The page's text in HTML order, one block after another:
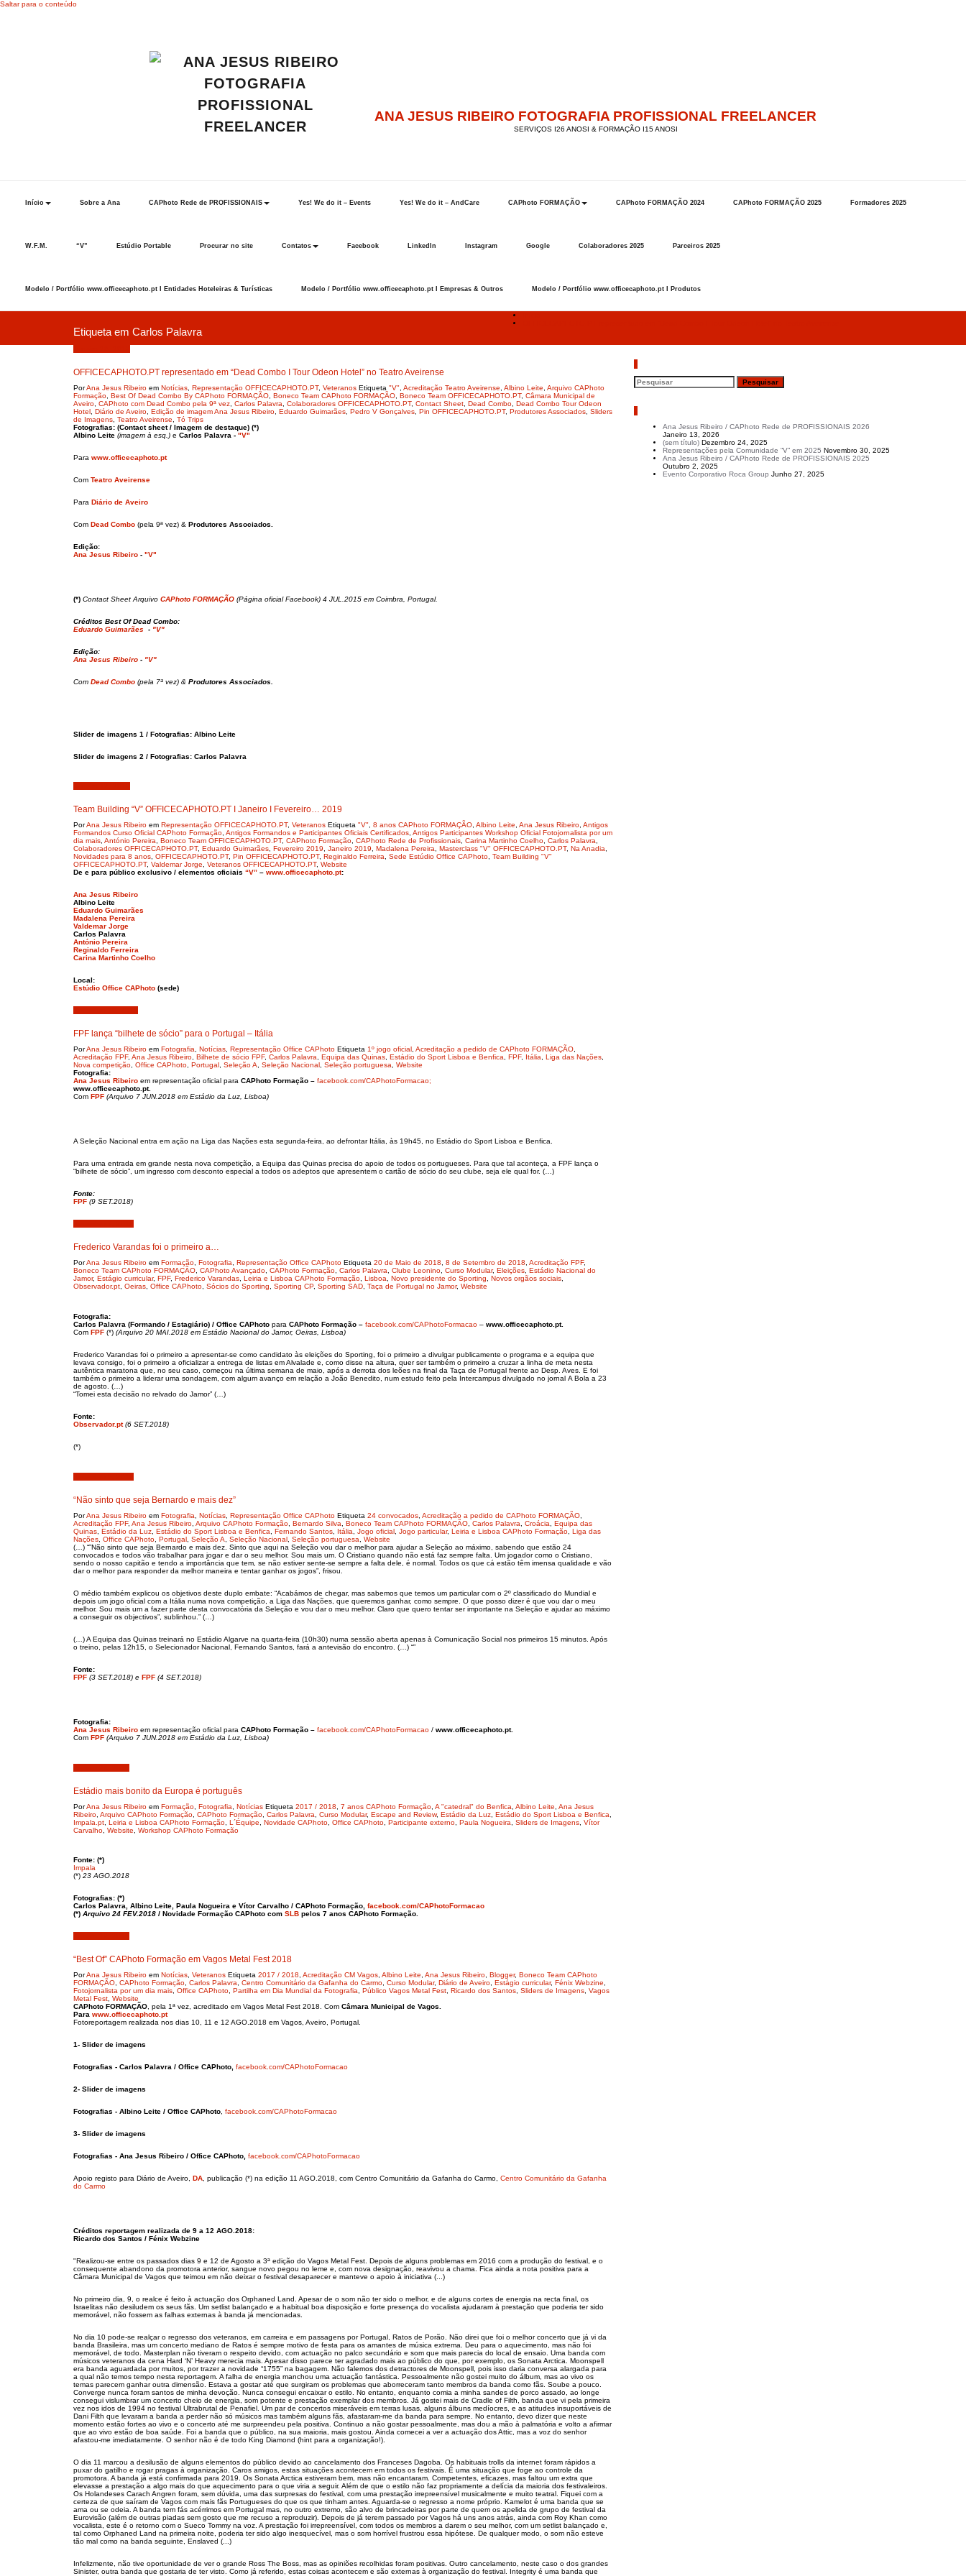
Saltar para o conteúdo
ANA JESUS RIBEIRO FOTOGRAFIA PROFISSIONAL FREELANCER
SERVIÇOS I26 ANOSI & FORMAÇÃO I15 ANOSI
Início Sobre a Ana CAPhoto Rede de PROFISSIONAIS Yes! We do it – Events Yes! We do it – AndCare CAPhoto FORMAÇÃO CAPhoto FORMAÇÃO 2024 CAPhoto FORMAÇÃO 2025 Formadores 2025
W.F.M. “V” Estúdio Portable Procurar no site Contatos Facebook LinkedIn Instagram Google Colaboradores 2025 Parceiros 2025
Modelo / Portfólio www.officecaphoto.pt I Entidades Hoteleiras & Turísticas Modelo / Portfólio www.officecaphoto.pt I Empresas & Outros Modelo / Portfólio www.officecaphoto.pt I Produtos
Etiqueta em Carlos Palavra
OFFICECAPHOTO.PT representado em “Dead Combo I Tour Odeon Hotel” no Teatro Aveirense
PorAna Jesus Ribeiro em Notícias Representação OFFICECAPHOTO.PT, Veteranos Etiqueta "V" Acreditação Teatro Aveirense Albino Leite Arquivo CAPhoto
Formação Best Of Dead Combo By CAPhoto FORMAÇÃO Boneco Team CAPhoto FORMAÇÃO Boneco Team OFFICECAPHOTO.PT, Câmara Municipal de
Aveiro CAPhoto com Dead Combo pela 9ª vez Carlos Palavra Colaboradores OFFICECAPHOTO.PT, Contact Sheet Dead Combo Dead Combo Tour Odeon
Hotel Diário de Aveiro Edição de imagem Ana Jesus Ribeiro Eduardo Guimarães Pedro V Gonçalves Pin OFFICECAPHOTO.PT, Produtores Associados Sliders
de Imagens Teatro Aveirense
Tó Trips
Fotografias: (Contact sheet / Imagem de destaque) (*)
Albino Leite (imagem à esq.) e Carlos Palavra - "V"
Para www.officecaphoto.pt
Com Teatro Aveirense
Para Diário de Aveiro
Com Dead Combo (pela 9ª vez) & Produtores Associados.
Edição:
Ana Jesus Ribeiro - "V"
(*) Contact Sheet Arquivo CAPhoto FORMAÇÃO (Página oficial Facebook) 4 JUL.2015 em Coimbra, Portugal.
Créditos Best Of Dead Combo:
Eduardo Guimarães
- "V"
Edição:
Ana Jesus Ribeiro - "V"
Com Dead Combo (pela 7ª vez) & Produtores Associados.
Slider de imagens 1 / Fotografias: Albino Leite
Slider de imagens 2 / Fotografias: Carlos Palavra
Team Building “V” OFFICECAPHOTO.PT I Janeiro I Fevereiro… 2019
PorAna Jesus Ribeiro em Representação OFFICECAPHOTO.PT, Veteranos Etiqueta "V" 8 anos CAPhoto FORMAÇÃO Albino Leite Ana Jesus Ribeiro Antigos
Formandos Curso Oficial CAPhoto Formação Antigos Formandos e Participantes Oficiais Certificados Antigos Participantes Workshop Oficial Fotojornalista por um
dia mais António Pereira Boneco Team OFFICECAPHOTO.PT, CAPhoto Formação CAPhoto Rede de Profissionais Carina Martinho Coelho Carlos Palavra
Colaboradores OFFICECAPHOTO.PT, Eduardo Guimarães Fevereiro 2019 Janeiro 2019 Madalena Pereira Masterclass "V" OFFICECAPHOTO.PT, Na Anadia
Novidades para 8 anos OFFICECAPHOTO.PT, Pin OFFICECAPHOTO.PT, Reginaldo Ferreira Sede Estúdio Office CAPhoto Team Building "V"
OFFICECAPHOTO.PT, Valdemar Jorge Veteranos OFFICECAPHOTO.PT, Website
De e para público exclusivo / elementos oficiais “V” – www.officecaphoto.pt:
Ana Jesus Ribeiro
Albino Leite
Eduardo Guimarães
Madalena Pereira
Valdemar Jorge
Carlos Palavra
António Pereira
Reginaldo Ferreira
Carina Martinho Coelho
Local:
Estúdio Office CAPhoto (sede)
FPF lança “bilhete de sócio” para o Portugal – Itália
PorAna Jesus Ribeiro em Fotografia Notícias Representação Office CAPhoto Etiqueta 1º jogo oficial Acreditação a pedido de CAPhoto FORMAÇÃO
Acreditação FPF, Ana Jesus Ribeiro Bilhete de sócio FPF, Carlos Palavra Equipa das Quinas Estádio do Sport Lisboa e Benfica FPF, Itália Liga das Nações
Nova competição Office CAPhoto Portugal Seleção A Seleção Nacional Seleção portuguesa
Website
Fotografia:
Ana Jesus Ribeiro em representação oficial para CAPhoto Formação – facebook.com/CAPhotoFormacao;
www.officecaphoto.pt.
Com FPF (Arquivo 7 JUN.2018 em Estádio da Luz, Lisboa)
A Seleção Nacional entra em ação na Liga das Nações esta segunda-feira, ao defrontar Itália, às 19h45, no Estádio do Sport Lisboa e Benfica.
Para uma entrada em grande nesta nova competição, a Equipa das Quinas precisa do apoio de todos os portugueses. Para que tal aconteça, a FPF lança o
“bilhete de sócio”, um ingresso com desconto especial a todos os adeptos que apresentem o cartão de sócio do seu clube, seja ele qual for. (…)
Fonte:
FPF (9 SET.2018)
Frederico Varandas foi o primeiro a…
PorAna Jesus Ribeiro em Formação Fotografia Representação Office CAPhoto Etiqueta 20 de Maio de 2018 8 de Setembro de 2018 Acreditação FPF,
Boneco Team CAPhoto FORMAÇÃO CAPhoto Avançado CAPhoto Formação Carlos Palavra Clube Leonino Curso Modular, Eleições Estádio Nacional do
Jamor, Estágio curricular, FPF, Frederico Varandas Leiria e Lisboa CAPhoto Formação Lisboa Novo presidente do Sporting Novos orgãos sociais
Observador.pt Oeiras Office CAPhoto Sócios do Sporting Sporting CP, Sporting SAD Taça de Portugal no Jamor, Website
Fotografia:
Carlos Palavra (Formando / Estagiário) / Office CAPhoto para CAPhoto Formação – facebook.com/CAPhotoFormacao – www.officecaphoto.pt.
Com FPF (*) (Arquivo 20 MAI.2018 em Estádio Nacional do Jamor, Oeiras, Lisboa)
Frederico Varandas foi o primeiro a apresentar-se como candidato às eleições do Sporting, foi o primeiro a divulgar publicamente o programa e a equipa que
levava consigo, foi o primeiro a oficializar a entrega de listas em Alvalade e, como disse na altura, quer ser também o primeiro a cruzar a linha de meta nesta
autêntica maratona que, no seu caso, começou na última semana de maio, após a derrota dos leões na final da Taça de Portugal frente ao Desp. Aves. E foi
também o primeiro a liderar uma sondagem, com algum avanço em relação a João Benedito, num estudo feito pela Intercampus divulgado no jornal A Bola a 23
de agosto. (…)
“Tomei esta decisão no relvado do Jamor” (…)
Fonte:
Observador.pt (6 SET.2018)
(*)
“Não sinto que seja Bernardo e mais dez”
PorAna Jesus Ribeiro em Fotografia Notícias Representação Office CAPhoto Etiqueta 24 convocados Acreditação a pedido de CAPhoto FORMAÇÃO
Acreditação FPF, Ana Jesus Ribeiro Arquivo CAPhoto Formação Bernardo Silva Boneco Team CAPhoto FORMAÇÃO Carlos Palavra Croácia
Equipa das
Quinas Estádio da Luz Estádio do Sport Lisboa e Benfica Fernando Santos Itália Jogo oficial Jogo particular, Leiria e Lisboa CAPhoto Formação Liga das
Nações Office CAPhoto Portugal Seleção A Seleção Nacional Seleção portuguesa
Website
(…) “”Não sinto que seja Bernardo e mais dez. Sinto que aqui na Seleção vou dar o melhor para ajudar a Seleção ao máximo, sabendo que estão 24
convocados e todos vão trabalhar para jogar e dar o seu melhor. Sou mais um. O Cristiano quando não está faz sempre falta. Um jogador como o Cristiano,
sendo o nosso capitão e tendo a importância que tem, se não estiver sente-se sempre a falta dele, é normal. Todos os que cá estão têm imensa qualidade e vão
dar o melhor para responder da melhor maneira e tentar ganhar os jogos”, frisou.
O médio também explicou os objetivos deste duplo embate: “Acabámos de chegar, mas sabemos que temos um particular com o 2º classificado do Mundial e
depois um jogo oficial com a Itália numa nova competição, a Liga das Nações, que queremos ganhar, como sempre. O que posso dizer é que vou dar o meu
melhor. Sou mais um a fazer parte desta convocatória da Seleção e vou dar o meu melhor. Claro que quero tentar ser importante na Seleção e ajudar ao máximo
a conseguir os objectivos”, sublinhou.” (…)
(…) A Equipa das Quinas treinará no Estádio Algarve na quarta-feira (10h30) numa sessão aberta apenas à Comunicação Social nos primeiros 15 minutos. Após
o treino, pelas 12h15, o Selecionador Nacional, Fernando Santos, fará a antevisão do encontro. (…) “”
Fonte:
FPF (3 SET.2018) e FPF (4 SET.2018)
Fotografia:
Ana Jesus Ribeiro em representação oficial para CAPhoto Formação – facebook.com/CAPhotoFormacao / www.officecaphoto.pt.
Com FPF (Arquivo 7 JUN.2018 em Estádio da Luz, Lisboa)
Estádio mais bonito da Europa é português
PorAna Jesus Ribeiro em Formação Fotografia Notícias Etiqueta 2017 / 2018 7 anos CAPhoto Formação A "catedral" do Benfica Albino Leite Ana Jesus
Ribeiro Arquivo CAPhoto Formação CAPhoto Formação Carlos Palavra Curso Modular, Escape and Review, Estádio da Luz Estádio do Sport Lisboa e Benfica
Impala.pt Leiria e Lisboa CAPhoto Formação L´Équipe Novidade CAPhoto Office CAPhoto Participante externo Paula Nogueira Sliders de Imagens Vítor
Carvalho Website Workshop CAPhoto Formação
Fonte: (*)
Impala
(*) 23 AGO.2018
Fotografias: (*)
Carlos Palavra, Albino Leite, Paula Nogueira e Vítor Carvalho / CAPhoto Formação, facebook.com/CAPhotoFormacao
(*) Arquivo 24 FEV.2018 / Novidade Formação CAPhoto com SLB pelos 7 anos CAPhoto Formação.
“Best Of” CAPhoto Formação em Vagos Metal Fest 2018
PorAna Jesus Ribeiro em Notícias Veteranos Etiqueta 2017 / 2018 Acreditação CM Vagos Albino Leite Ana Jesus Ribeiro Blogger, Boneco Team CAPhoto
FORMAÇÃO CAPhoto Formação Carlos Palavra Centro Comunitário da Gafanha do Carmo Curso Modular, Diário de Aveiro Estágio curricular, Fénix Webzine
Fotojornalista por um dia mais Office CAPhoto Partilha em Dia Mundial da Fotografia Público Vagos Metal Fest Ricardo dos Santos Sliders de Imagens Vagos
Metal Fest Website
CAPhoto FORMAÇÃO , pela 1ª vez, acreditado em Vagos Metal Fest 2018. Com Câmara Municipal de Vagos.
Para www.officecaphoto.pt
Fotoreportagem realizada nos dias 10, 11 e 12 AGO.2018 em Vagos, Aveiro, Portugal.
1- Slider de imagens
Fotografias - Carlos Palavra / Office CAPhoto, facebook.com/CAPhotoFormacao
2- Slider de imagens
Fotografias - Albino Leite / Office CAPhoto facebook.com/CAPhotoFormacao
3- Slider de imagens
Fotografias - Ana Jesus Ribeiro / Office CAPhoto, facebook.com/CAPhotoFormacao
Apoio registo para Diário de Aveiro, DA , publicação (*) na edição 11 AGO.2018, com Centro Comunitário da Gafanha do Carmo, Centro Comunitário da Gafanha
do Carmo
Créditos reportagem realizada de 9 a 12 AGO.2018:
Ricardo dos Santos / Fénix Webzine
"Realizou-se entre os passados dias 9 e 12 de Agosto a 3ª edição do Vagos Metal Fest. Depois de alguns problemas em 2016 com a produção do festival, e o
consequente abandono da promotora anterior, sangue novo pegou no leme e, com nova designação, reavivou a chama. Fica ainda a nota positiva para a
Câmara Municipal de Vagos que teimou em não deixar o festival desaparecer e manteve o apoio à iniciativa (...)
No primeiro dia, 9, o realce é feito à actuação dos Orphaned Land. Apesar de o som não ter sido o melhor, e de alguns cortes de energia na recta final, os
Israelitas não desiludem os seus fãs. Um setlist balançado e a habitual boa disposição e forte presença do vocalista ajudaram à prestação que poderia ter sido
memorável, não fossem as falhas externas à banda já mencionadas.
No dia 10 pode-se realçar o regresso dos veteranos, em carreira e em passagens por Portugal, Ratos de Porão. Não direi que foi o melhor concerto que já vi da
banda Brasileira, mas um concerto mediano de Ratos é sempre motivo de festa para os amantes de música extrema. Deu para o aquecimento, mas não foi
memorável, de todo. Masterplan não tiveram o respeito devido, com actuação no palco secundário e som que mais parecia do local de ensaio. Uma banda com
músicos veteranos da cena Hard ‘N’ Heavy merecia mais. Apesar disso parece ter agradado mais ao público do que, por exemplo, os Sonata Arctica. Moonspell
era banda aguardada por muitos, por trazer a novidade “1755” na bagagem. Não falemos dos detractores de Moonspell, pois isso daria conversa alargada para
a qual não temos tempo nesta reportagem. A falha de energia manchou uma actuação fantástica. Pessoalmente não gostei muito do álbum, mas ao vivo os
temas parecem ganhar outra dimensão. Estava a gostar até que surgiram os problemas que aborreceram tanto membros da banda como fãs. Soube a pouco.
Converge nunca foram santos de minha devoção. Nunca consegui encaixar o estilo. No entanto, enquanto comia a minha sandes de porco assado, ao longe
consegui vislumbrar um concerto cheio de energia, som potente e prestação exemplar dos membros. Já gostei mais de Cradle of Filth, banda que vi pela primeira
vez nos idos de 1994 no festival Ultrabrutal de Penafiel. Um par de concertos miseráveis em terras lusas, alguns álbuns medíocres, e as atitudes insuportáveis de
Dani Filth que levaram a banda a perder não só músicos mas também alguns fãs, afastaram-me da banda para sempre. No entanto, devo dizer que neste
momento estão fortes ao vivo e o concerto até me surpreendeu pela positiva. Continuo a não gostar pessoalmente, mas dou a mão à palmatória e volto a afirmar
que ao vivo estão de boa saúde. Foi a banda que o público, na sua maioria, mais gostou. Ainda comecei a ver a actuação dos Attic, mas a voz do senhor
afastou-me imediatamente. O senhor não é de todo King Diamond (hint para a organização!).
O dia 11 marcou a desilusão de alguns elementos do público devido ao cancelamento dos Franceses Dagoba. Os habituais trolls da internet foram rápidos a
puxar do gatilho e rogar pragas à organização. Caros amigos, estas situações acontecem em todos os festivais. É uma situação que foge ao controle da
promotora. A banda já está confirmada para 2019. Os Sonata Arctica estiveram bem, mas não encantaram. Competentes, eficazes, mas faltou um extra que
elevasse a prestação a algo mais do que aquecimento para o que viria a seguir. Além de que o estilo não faz propriamente a delícia da maioria dos festivaleiros.
Os Holandeses Carach Angren foram, sem dúvida, uma das surpresas do festival, com uma prestação irrepreensível musicalmente e muito teatral. Fiquei com a
certeza de que saíram de Vagos com mais fãs Portugueses do que os que tinham antes. Aguarda-se o regresso a nome próprio. Kamelot é uma banda que se
ama ou se odeia. A banda tem fás acérrimos em Portugal mas, no outro extremo, são alvo de brincadeiras por parte de quem os apelida de grupo de festival da
Eurovisão (além de outras piadas sem gosto que me recuso a reproduzir). Depois de já terem passado por Vagos há uns anos atrás, ainda com Roy Khan como
vocalista, este é o retorno com o Sueco Tommy na voz. A prestação foi irrepreensível, com todos os membros a darem o seu melhor, com um setlist balançado e,
tal como Orphaned Land na primeira noite, poderia ter sido algo inesquecível, mas o som horrível frustrou essa hipótese. De qualquer modo, o som não esteve
tão mal como na banda seguinte, Enslaved (...)
Infelizmente, não tive oportunidade de ver o grande Ross The Boss, mas as opiniões recolhidas foram positivas. Outro cancelamento, neste caso o dos grandes
Sinister, outra banda que gostaria de ter visto. Como já referido, estas coisas acontecem e são externas à organização do festival. Integrity é uma banda que
Ana Jesus Ribeiro / CAPhoto Rede de PROFISSIONAIS 2026
Janeiro 13, 2026
(sem título) Dezembro 24, 2025
Representações pela Comunidade “V” em 2025 Novembro 30, 2025
Ana Jesus Ribeiro / CAPhoto Rede de PROFISSIONAIS 2025
Outubro 2, 2025
Evento Corporativo Roca Group Junho 27, 2025